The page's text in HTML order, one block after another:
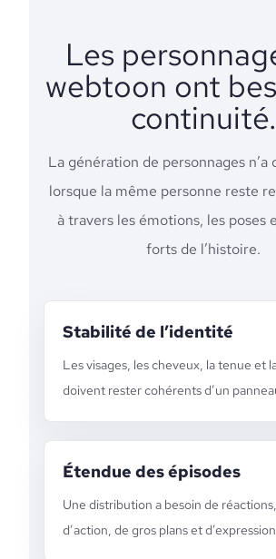
Les
webtoon ont
continuité.
La génération de personnages n’a
lorsque la même personne reste
à travers les émotions, les poses
forts de l’histoire.
Stabilité de l’identité
Les visages, les cheveux, la tenue et
doivent rester cohérents d’un
Étendue des épisodes
Une distribution a besoin de
d’action, de gros plans et